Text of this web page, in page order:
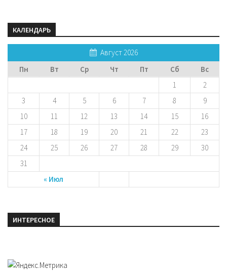
КАЛЕНДАРЬ
Август 2026
Пн
Вт Ср Чт Пт Сб Вс
« Июл
1
2
3
4 5 6 7 8
9
10
11 12 13 14 15
16
17
18 19 20 21 22
23
24
25 26 27 28 29
30
31
ИНТЕРЕСНОЕ